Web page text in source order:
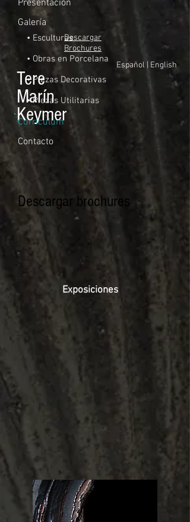
Descargar
Brochures
Tere
Marín
Keymer
Español English
Presentación
Galería
• Esculturas
• Obras en Porcelana
• Piezas Decorativas
• Piezas Utilitarias
Curriculum
Contacto
Descargar brochures
Exposiciones